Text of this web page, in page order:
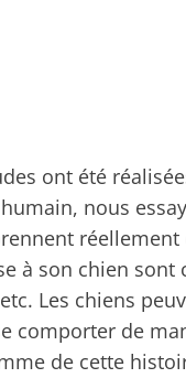
ont été
nous
à son chien
Les chiens
comporter de
de cette